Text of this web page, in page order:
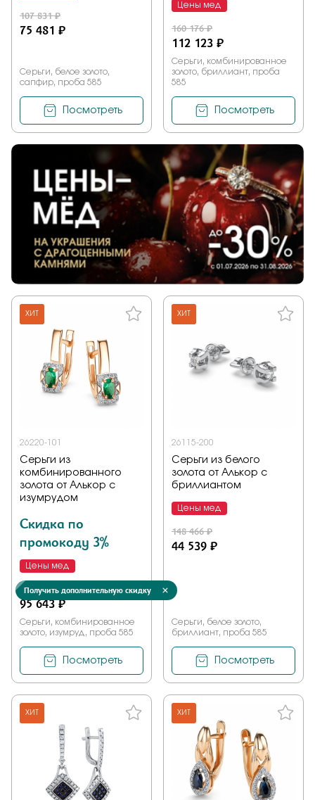
107 831 ₽
75 481 ₽
Серьги, белое золото,
сапфир, проба 585
Посмотреть
Цены мед
160 176 ₽
112 123 ₽
Серьги, комбинированное
золото, бриллиант, проба
585
Посмотреть
ХИТ
26220-101
Серьги из
комбинированного
золота от Алькор с
изумрудом
Скидка по
промокоду 3%
Цены мед
136 634 ₽
95 643 ₽
Серьги, комбинированное
золото, изумруд, проба 585
Посмотреть
ХИТ
26115-200
Серьги из белого
золота от Алькор с
бриллиантом
Цены мед
148 466 ₽
44 539 ₽
Серьги, белое золото,
бриллиант, проба 585
Посмотреть
ХИТ ХИТ
Получить дополнительную скидку